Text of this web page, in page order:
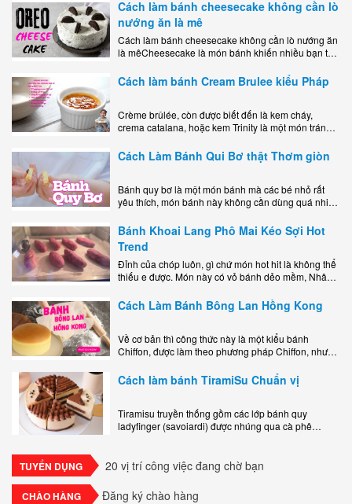
Cách làm bánh cheesecake không cần lò
nướng ăn là mê
Cách làm bánh cheesecake không cần lò nướng ăn
là mêCheesecake là món bánh khiến nhiều bạn trẻ
kem..
Cách làm bánh Cream Brulee kiểu Pháp
Crème brûlée, còn được biết đến là kem cháy,
crema catalana, hoặc kem Trinity là một món tráng
lớp..
Cách Làm Bánh Qui Bơ thật Thơm giòn
Bánh quy bơ là một món bánh mà các bé nhỏ rất
yêu thích, món bánh này không cần dùng quá nhiều
Bánh Khoai Lang Phô Mai Kéo Sợi Hot
Trend
Đỉnh của chóp luôn, gì chứ món hot hit là không thể
thiếu e được. Món này có vỏ bánh dẻo mềm, Nhân
Cách Làm Bánh Bông Lan Hồng Kong
Về cơ bản thì công thức này là một kiểu bánh
Chiffon, được làm theo phương pháp Chiffon, nhưng
ngon, làm..
Cách làm bánh TiramiSu Chuẩn vị
Tiramisu truyền thống gồm các lớp bánh quy
ladyfinger (savoiardi) được nhúng qua cà phê
TUYỂN DỤNG 20 vị trí công việc đang chờ bạn
CHÀO HÀNG Đăng ký chào hàng